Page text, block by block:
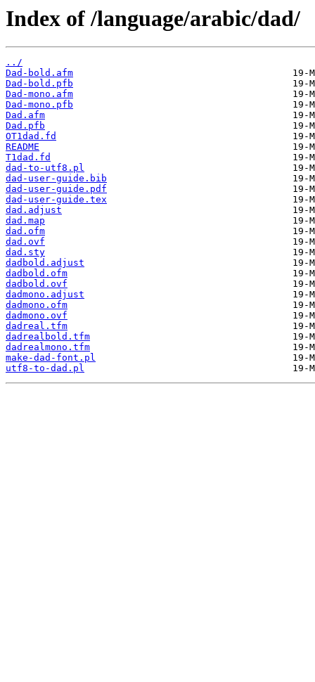
Index of /language/arabic/dad/
../
Dad-bold.afm
Dad-bold.pfb
Dad-mono.afm
Dad-mono.pfb
Dad.afm
Dad.pfb
OT1dad.fd
README
T1dad.fd
dad-to-utf8.pl
dad-user-guide.bib
dad-user-guide.pdf
dad-user-guide.tex
dad.adjust
dad.map
dad.ofm
dad.ovf
dad.sty
dadbold.adjust
dadbold.ofm
dadbold.ovf
dadmono.adjust
dadmono.ofm
dadmono.ovf
dadreal.tfm
dadrealbold.tfm
dadrealmono.tfm
make-dad-font.pl
utf8-to-dad.pl